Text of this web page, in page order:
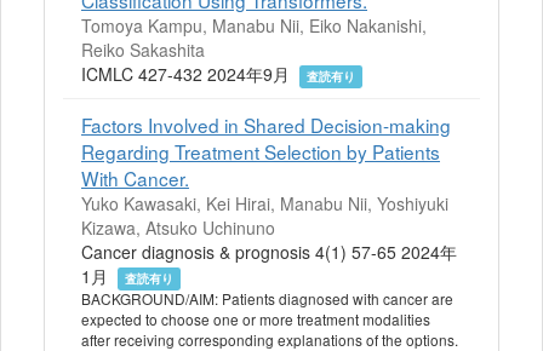
Tomoya Kampu, Manabu Nii, Eiko Nakanishi,
Reiko Sakashita
ICMLC 427-432 2024年9月
査読有り
Factors Involved in Shared Decision-making
Regarding Treatment Selection by Patients
With Cancer.
Yuko Kawasaki, Kei Hirai, Manabu Nii, Yoshiyuki
Kizawa, Atsuko Uchinuno
Cancer diagnosis & prognosis 4(1) 57-65 2024年
1月
査読有り
BACKGROUND/AIM: Patients diagnosed with cancer are
expected to choose one or more treatment modalities
after receiving corresponding explanations of the options.